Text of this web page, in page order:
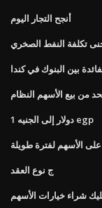
أنجح التجار اليوم
تكلفة النفط الصخري
بين البنوك في كندا
من بيع الأسهم النظام
1 دولار إلى الجنيه egp
الأسهم لفترة طويلة
ج نوع العقد
شراء خيارات الأسهم